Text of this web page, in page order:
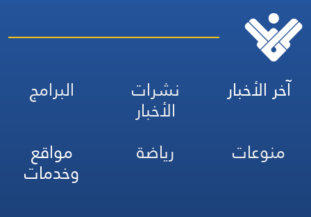
آخر الأخبار نشرات
الأخبار
البرامج
منوعات
رياضة مواقع
وخدمات